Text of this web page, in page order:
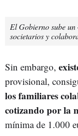
El Gobierno sube
societarios y
Sin embargo,
provisional,
los familiares
cotizando por la
mínima de 1.000